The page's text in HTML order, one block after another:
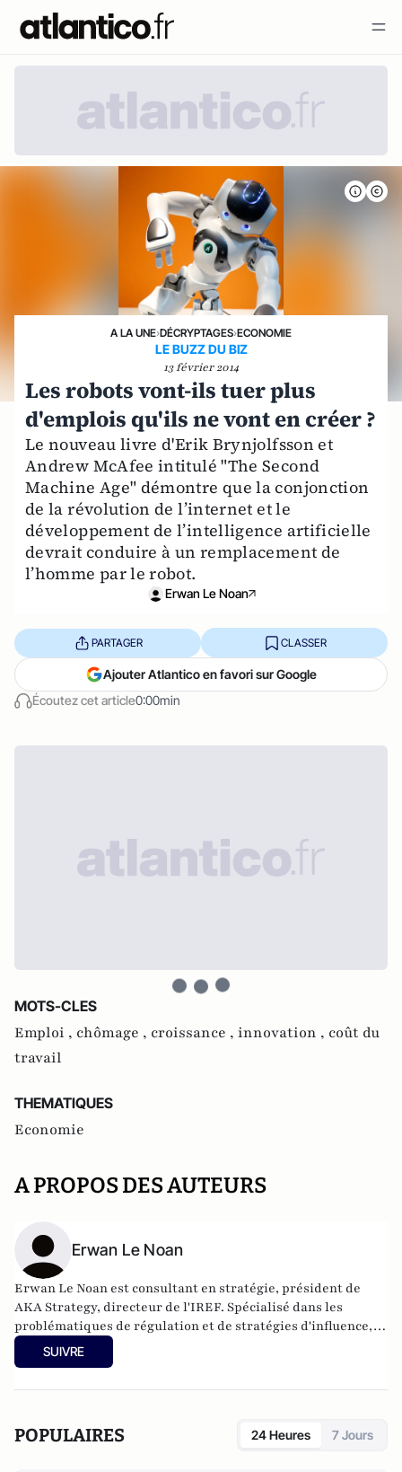
A LA UNE›DÉCRYPTAGES›ECONOMIE
LE BUZZ DU BIZ
13 février 2014
Les robots vont-ils tuer plus
d'emplois qu'ils ne vont en créer ?
Le nouveau livre d'Erik Brynjolfsson et
Andrew McAfee intitulé "The Second
Machine Age" démontre que la conjonction
de la révolution de l’internet et le
développement de l’intelligence artificielle
devrait conduire à un remplacement de
l’homme par le robot.
Erwan Le Noan
Écoutez cet article0:00min
PARTAGER CLASSER
Ajouter Atlantico en favori sur Google
MOTS-CLES
Emploi , chômage , croissance , innovation , coût du
travail
THEMATIQUES
Economie
A PROPOS DES AUTEURS
Erwan Le Noan
Erwan Le Noan est consultant en stratégie, président de
AKA Strategy, directeur de l'IREF. Spécialisé dans les
problématiques de régulation et de stratégies d'influence, il
a enseigné le droit et l'économie à Sciences Po et Assas. Il est
également membre de la Fondapol et auteur de plusieurs
SUIVRE
POPULAIRES 24 Heures 7 Jours